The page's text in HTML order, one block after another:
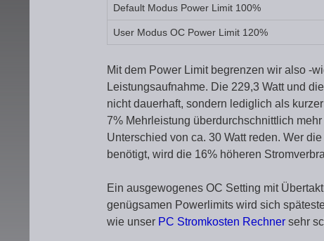
Default Modus Power Limit 100%
User Modus OC Power Limit 120%
Mit dem Power Limit begrenzen wir also -
Leistungsaufnahme. Die 229,3 Watt und
nicht dauerhaft, sondern lediglich als
7% Mehrleistung überdurchschnittlich
Unterschied von ca. 30 Watt reden. Wer
benötigt, wird die 16% höheren
Ein ausgewogenes OC Setting mit
genügsamen Powerlimits wird sich
wie unser PC Stromkosten Rechner sehr